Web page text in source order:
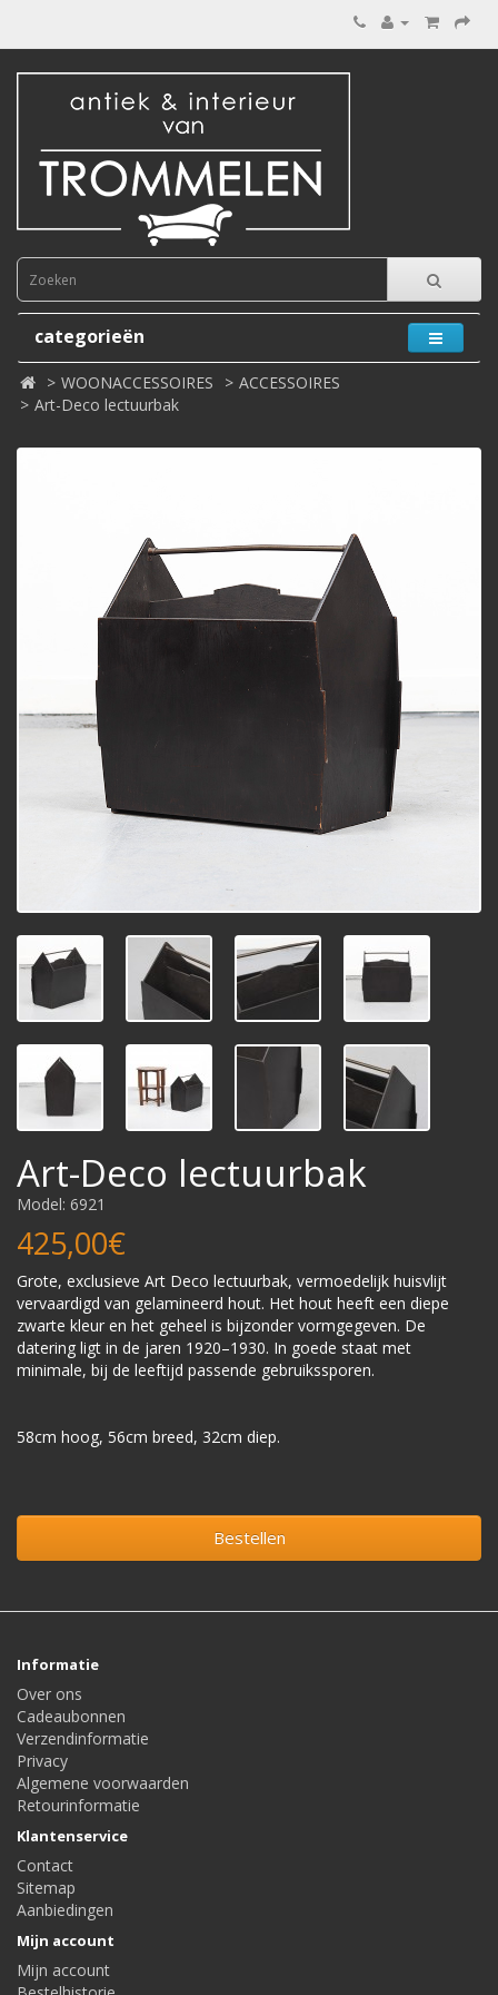
categorieën
WOONACCESSOIRES
ACCESSOIRES
Art-Deco lectuurbak
Art-Deco lectuurbak
Model: 6921
425,00€
Grote, exclusieve Art Deco lectuurbak, vermoedelijk huisvlijt
vervaardigd van gelamineerd hout. Het hout heeft een diepe
zwarte kleur en het geheel is bijzonder vormgegeven. De
datering ligt in de jaren 1920–1930. In goede staat met
minimale, bij de leeftijd passende gebruikssporen.
58cm hoog, 56cm breed, 32cm diep.
Bestellen
Informatie
Over ons
Cadeaubonnen
Verzendinformatie
Privacy
Algemene voorwaarden
Retourinformatie
Klantenservice
Contact
Sitemap
Aanbiedingen
Mijn account
Mijn account